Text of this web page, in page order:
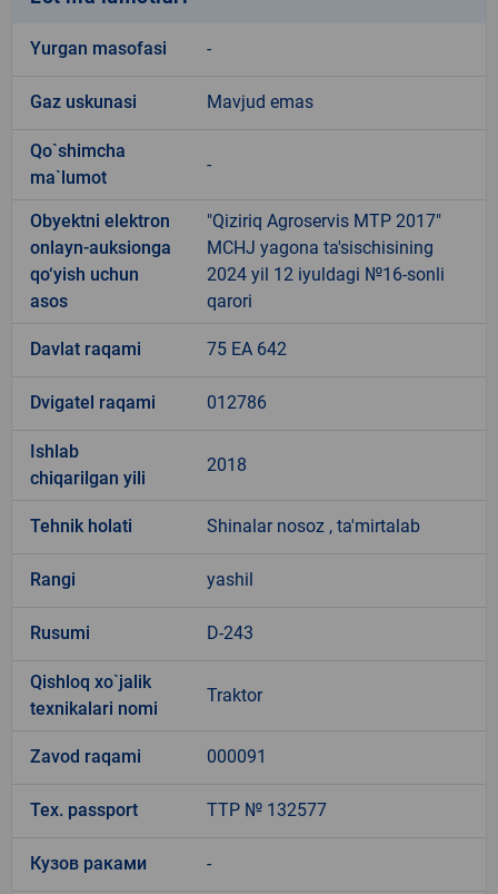
Yurgan masofasi -
Gaz uskunasi Mavjud emas
Qo`shimcha
ma`lumot
-
Obyektni elektron
onlayn-auksionga
qo‘yish uchun
asos
"Qiziriq Agroservis MTP 2017"
MCHJ yagona ta'sischisining
2024 yil 12 iyuldagi №16-sonli
qarori
Davlat raqami 75 EA 642
Dvigatel raqami 012786
Ishlab
chiqarilgan yili
2018
Tehnik holati Shinalar nosoz , ta'mirtalab
Rangi yashil
Rusumi D-243
Qishloq xo`jalik
texnikalari nomi
Traktor
Zavod raqami 000091
Tex. passport TTP № 132577
Кузов раками -